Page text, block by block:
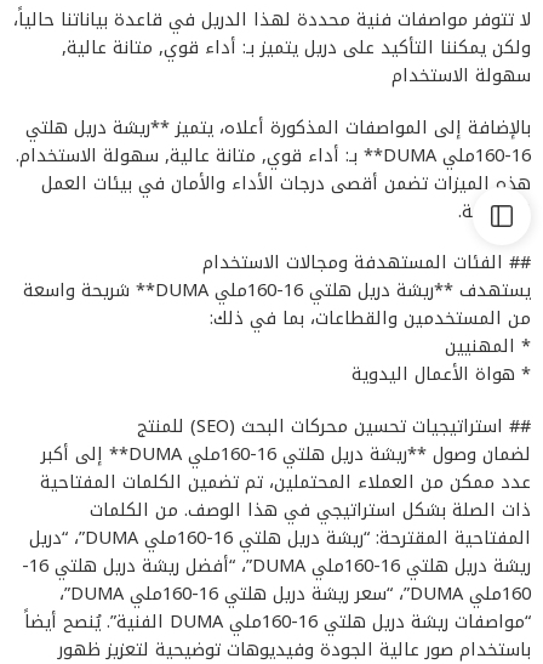
لا تتوفر مواصفات فنية محددة لهذا الدريل في قاعدة بياناتنا حالياً،
ولكن يمكننا التأكيد على دريل يتميز بـ: أداء قوي, متانة عالية,
سهولة الاستخدام
بالإضافة إلى المواصفات المذكورة أعلاه، يتميز **ريشة دريل هلتي
16-160ملي DUMA** بـ: أداء قوي, متانة عالية, سهولة الاستخدام.
هذه الميزات تضمن أقصى درجات الأداء والأمان في بيئات العمل
المختلفة.
## الفئات المستهدفة ومجالات الاستخدام
يستهدف **ريشة دريل هلتي 16-160ملي DUMA** شريحة واسعة
من المستخدمين والقطاعات، بما في ذلك:
* المهنيين
* هواة الأعمال اليدوية
## استراتيجيات تحسين محركات البحث (SEO) للمنتج
لضمان وصول **ريشة دريل هلتي 16-160ملي DUMA** إلى أكبر
عدد ممكن من العملاء المحتملين، تم تضمين الكلمات المفتاحية
ذات الصلة بشكل استراتيجي في هذا الوصف. من الكلمات
المفتاحية المقترحة: “ريشة دريل هلتي 16-160ملي DUMA”، “دريل
ريشة دريل هلتي 16-160ملي DUMA”، “أفضل ريشة دريل هلتي 16-
160ملي DUMA”، “سعر ريشة دريل هلتي 16-160ملي DUMA”،
“مواصفات ريشة دريل هلتي 16-160ملي DUMA الفنية”. يُنصح أيضاً
باستخدام صور عالية الجودة وفيديوهات توضيحية لتعزيز ظهور